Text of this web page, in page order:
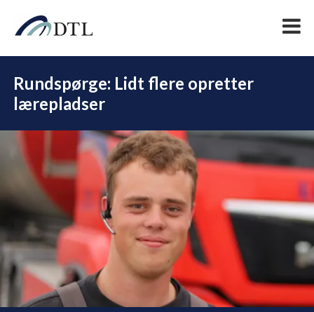
DEL
Rundspørge: Lidt flere opretter
lærepladser